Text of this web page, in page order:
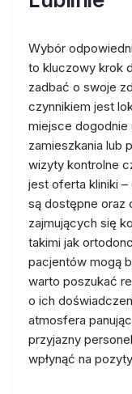
Wybór
to kluczowy krok
zadbać o swoje
czynnikiem jest
miejsce dogodnie
zamieszkania lub
wizyty kontrolne
jest oferta kliniki –
są dostępne oraz
zajmujących się
takimi jak
pacjentów mogą
warto poszukać
o ich
atmosfera
przyjazny
wpłynąć na